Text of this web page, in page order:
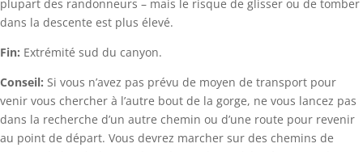
plupart des randonneurs – mais le risque de glisser ou de tomber
dans la descente est plus élevé.
Fin: Extrémité sud du canyon.
Conseil: Si vous n’avez pas prévu de moyen de transport pour
venir vous chercher à l’autre bout de la gorge, ne vous lancez pas
dans la recherche d’un autre chemin ou d’une route pour revenir
au point de départ. Vous devrez marcher sur des chemins de